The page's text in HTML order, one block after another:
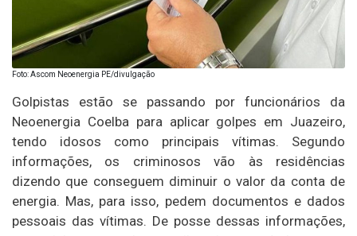
Foto: Ascom Neoenergia PE/divulgação
Golpistas estão se passando por funcionários da
Neoenergia Coelba para aplicar golpes em Juazeiro,
tendo idosos como principais vítimas. Segundo
informações, os criminosos vão às residências
dizendo que conseguem diminuir o valor da conta de
energia. Mas, para isso, pedem documentos e dados
pessoais das vítimas. De posse dessas informações,